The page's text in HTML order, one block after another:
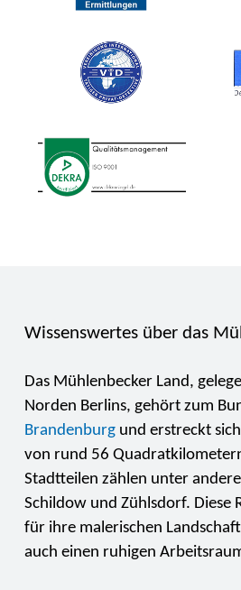
Wissenswertes über das
Das Mühlenbecker Land,
Norden Berlins, gehört zum
Brandenburgund erstreckt
von rund 56
Stadtteilen zählen unter
Schildow und Zühlsdorf. Diese
für ihre malerischen
auch einen ruhigen